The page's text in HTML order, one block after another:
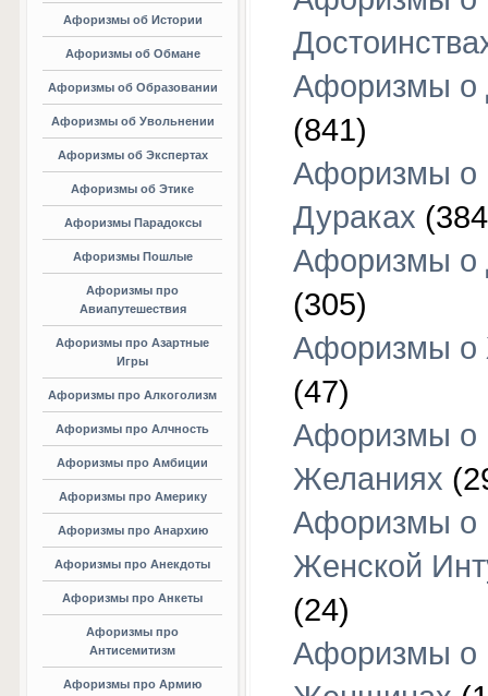
Афоризмы об Истории
Афоризмы об Обмане
Афоризмы об Образовании
Афоризмы об Увольнении
Афоризмы об Экспертах
Афоризмы об Этике
Афоризмы Парадоксы
Афоризмы Пошлые
Афоризмы про
Авиапутешествия
Афоризмы про Азартные
Игры
Афоризмы про Алкоголизм
Афоризмы про Алчность
Афоризмы про Амбиции
Афоризмы про Америку
Афоризмы про Анархию
Афоризмы про Анекдоты
Афоризмы про Анкеты
Афоризмы про
Антисемитизм
Афоризмы про Армию
Афоризмы о
(841)
Афоризмы о
Дураках
Афоризмы о
(305)
Афоризмы
(47)
Афоризмы о
Желаниях
Афоризмы о
Женской
(24)
Афоризмы о